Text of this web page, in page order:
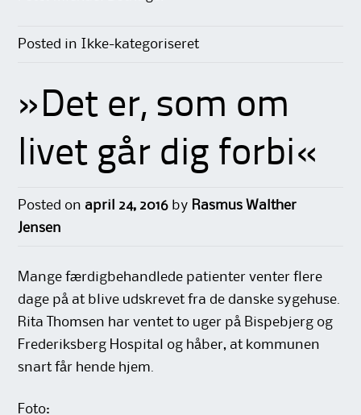
Posted in Ikke-kategoriseret
»Det er, som om
livet går dig forbi«
Posted on april 24, 2016 by Rasmus Walther
Jensen
Mange færdigbehandlede patienter venter flere
dage på at blive udskrevet fra de danske sygehuse.
Rita Thomsen har ventet to uger på Bispebjerg og
Frederiksberg Hospital og håber, at kommunen
snart får hende hjem.
Foto: